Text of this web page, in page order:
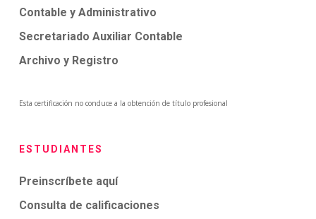
Contable y Administrativo
Secretariado Auxiliar Contable
Archivo y Registro
Esta certificación no conduce a la obtención de título profesional
ESTUDIANTES
Preinscríbete aquí
Consulta de calificaciones